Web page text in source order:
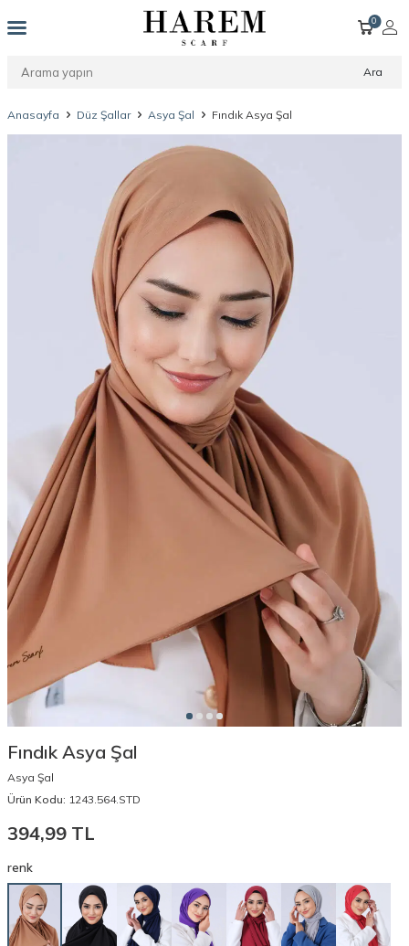
Ara
0
Anasayfa Düz Şallar Asya Şal Fındık Asya Şal
Fındık Asya Şal
Asya Şal
Ürün Kodu: 1243.564.STD
394,99 TL
renk